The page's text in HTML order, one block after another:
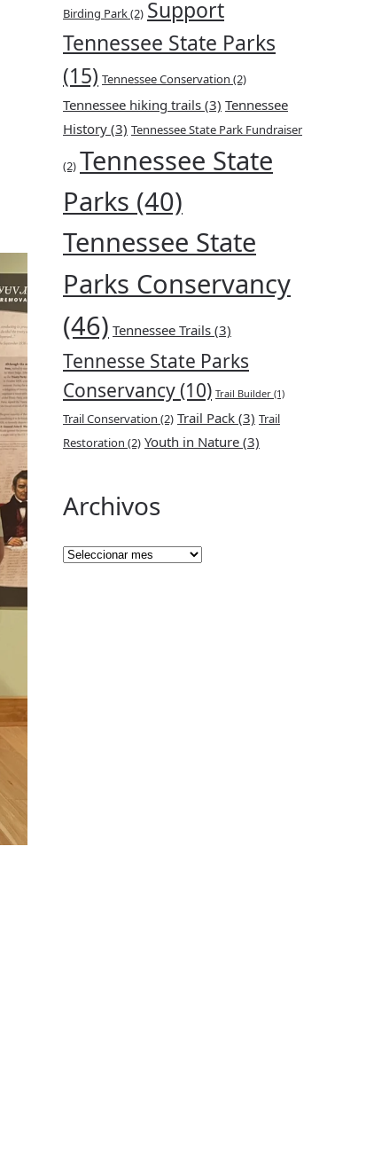
Birding Park(2) Support
Tennessee State Parks
(15) Tennessee Conservation (2)
Tennessee hiking trails (3) Tennessee
History (3) Tennessee State Park Fundraiser
(2) Tennessee State
Parks (40)
Tennessee State
Parks Conservancy
(46) Tennessee Trails (3)
Tennesse State Parks
Conservancy(10) Trail Builder (1)
Trail Conservation (2) Trail Pack (3) Trail
Restoration (2) Youth in Nature (3)
Archivos
Archivos